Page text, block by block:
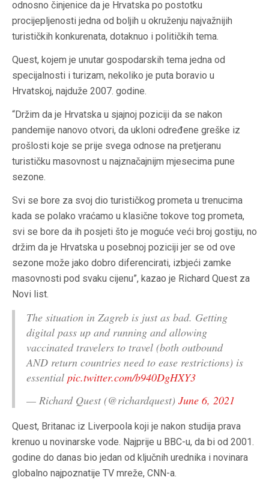
odnosno činjenice da je Hrvatska po postotku
procijepljenosti jedna od boljih u okruženju najvažnijih
turističkih konkurenata, dotaknuo i političkih tema.
Quest, kojem je unutar gospodarskih tema jedna od
specijalnosti i turizam, nekoliko je puta boravio u
Hrvatskoj, najduže 2007. godine.
“Držim da je Hrvatska u sjajnoj poziciji da se nakon
pandemije nanovo otvori, da ukloni određene greške iz
prošlosti koje se prije svega odnose na pretjeranu
turističku masovnost u najznačajnijm mjesecima pune
sezone.
Svi se bore za svoj dio turističkog prometa u trenucima
kada se polako vraćamo u klasične tokove tog prometa,
svi se bore da ih posjeti što je moguće veći broj gostiju, no
držim da je Hrvatska u posebnoj poziciji jer se od ove
sezone može jako dobro diferencirati, izbjeći zamke
masovnosti pod svaku cijenu”, kazao je Richard Quest za
Novi list.
The situation in Zagreb is just as bad. Getting
digital pass up and running and allowing
vaccinated travelers to travel (both outbound
AND return countries need to ease restrictions) is
essential pic.twitter.com/b940DgHXY3
— Richard Quest (@richardquest) June 6, 2021
Quest, Britanac iz Liverpoola koji je nakon studija prava
krenuo u novinarske vode. Najprije u BBC-u, da bi od 2001.
godine do danas bio jedan od ključnih urednika i novinara
globalno najpoznatije TV mreže, CNN-a.